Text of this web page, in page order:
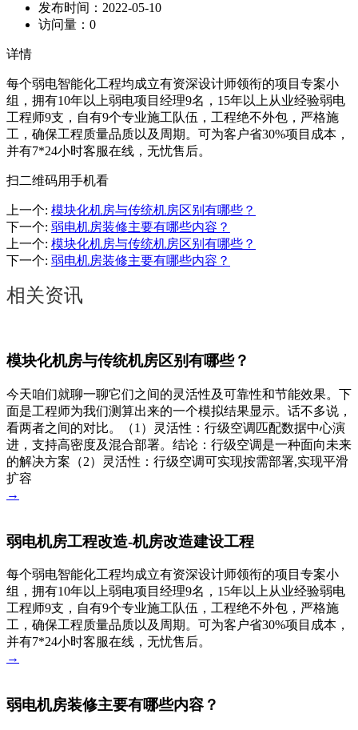
发布时间： 2022-05-10
访问量： 0
详情
每个弱电智能化工程均成立有资深设计师领衔的项目专案小
组，拥有10年以上弱电项目经理9名，15年以上从业经验弱电
工程师9支，自有9个专业施工队伍，工程绝不外包，严格施
工，确保工程质量品质以及周期。可为客户省30%项目成本，
并有7*24小时客服在线，无忧售后。
扫二维码用手机看
上一个: 模块化机房与传统机房区别有哪些？
下一个: 弱电机房装修主要有哪些内容？
上一个: 模块化机房与传统机房区别有哪些？
下一个: 弱电机房装修主要有哪些内容？
相关资讯
模块化机房与传统机房区别有哪些？
今天咱们就聊一聊它们之间的灵活性及可靠性和节能效果。下
面是工程师为我们测算出来的一个模拟结果显示。话不多说，
看两者之间的对比。（1）灵活性：行级空调匹配数据中心演
进，支持高密度及混合部署。结论：行级空调是一种面向未来
的解决方案（2）灵活性：行级空调可实现按需部署,实现平滑
扩容
→
弱电机房工程改造-机房改造建设工程
每个弱电智能化工程均成立有资深设计师领衔的项目专案小
组，拥有10年以上弱电项目经理9名，15年以上从业经验弱电
工程师9支，自有9个专业施工队伍，工程绝不外包，严格施
工，确保工程质量品质以及周期。可为客户省30%项目成本，
并有7*24小时客服在线，无忧售后。
→
弱电机房装修主要有哪些内容？